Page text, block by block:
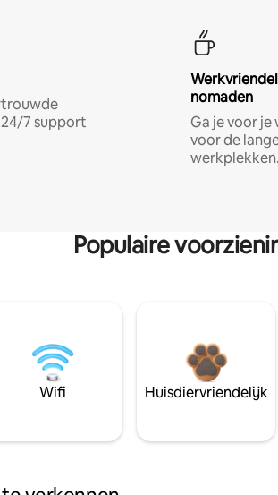
7 support
nomaden
Ga je voor
voor de
werkplekken.
Populaire
Wifi Huisdiervriendelijk